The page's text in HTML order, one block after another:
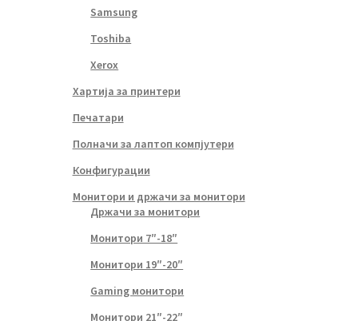
Samsung
Toshiba
Xerox
Хартија за принтери
Печатари
Полначи за лаптоп компјутери
Конфигурации
Монитори и држачи за монитори
Држачи за монитори
Монитори 7″-18″
Монитори 19″-20″
Gaming монитори
Монитори 21″-22″